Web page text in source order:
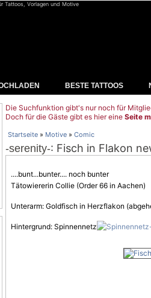
Tattoos, Vorlagen und Motive
BESTE TATTOOS
Die Suchfunktion gibt's nur noch für
Doch für die Gäste gibt es hier eine Seite
Startseite » Motive » Comic
-serenity-: Fisch in Flakon
....bunt...bunter.... noch bunter
Tätowiererin Collie (Order 66 in Aachen)
Unterarm: Goldfisch in Herzflakon
Hintergrund: Spinnennetz